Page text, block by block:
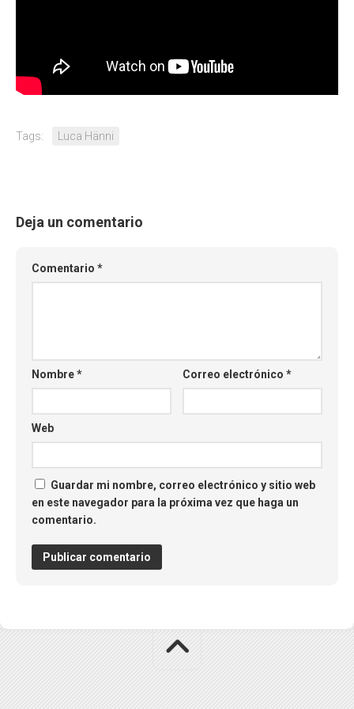
Tags: Luca Hänni
Deja un comentario
Comentario *
Nombre* Correo electrónico*
Web
Guardar mi nombre, correo electrónico y sitio web
en este navegador para la próxima vez que haga un
comentario.